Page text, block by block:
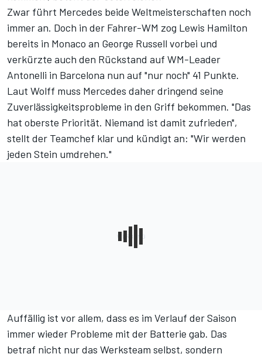
Zwar führt Mercedes beide Weltmeisterschaften noch
immer an. Doch in der Fahrer-WM zog Lewis Hamilton
bereits in Monaco an George Russell vorbei und
verkürzte auch den Rückstand auf WM-Leader
Antonelli in Barcelona nun auf "nur noch" 41 Punkte.
Laut Wolff muss Mercedes daher dringend seine
Zuverlässigkeitsprobleme in den Griff bekommen. "Das
hat oberste Priorität. Niemand ist damit zufrieden",
stellt der Teamchef klar und kündigt an: "Wir werden
jeden Stein umdrehen."
Auffällig ist vor allem, dass es im Verlauf der Saison
immer wieder Probleme mit der Batterie gab. Das
betraf nicht nur das Werksteam selbst, sondern